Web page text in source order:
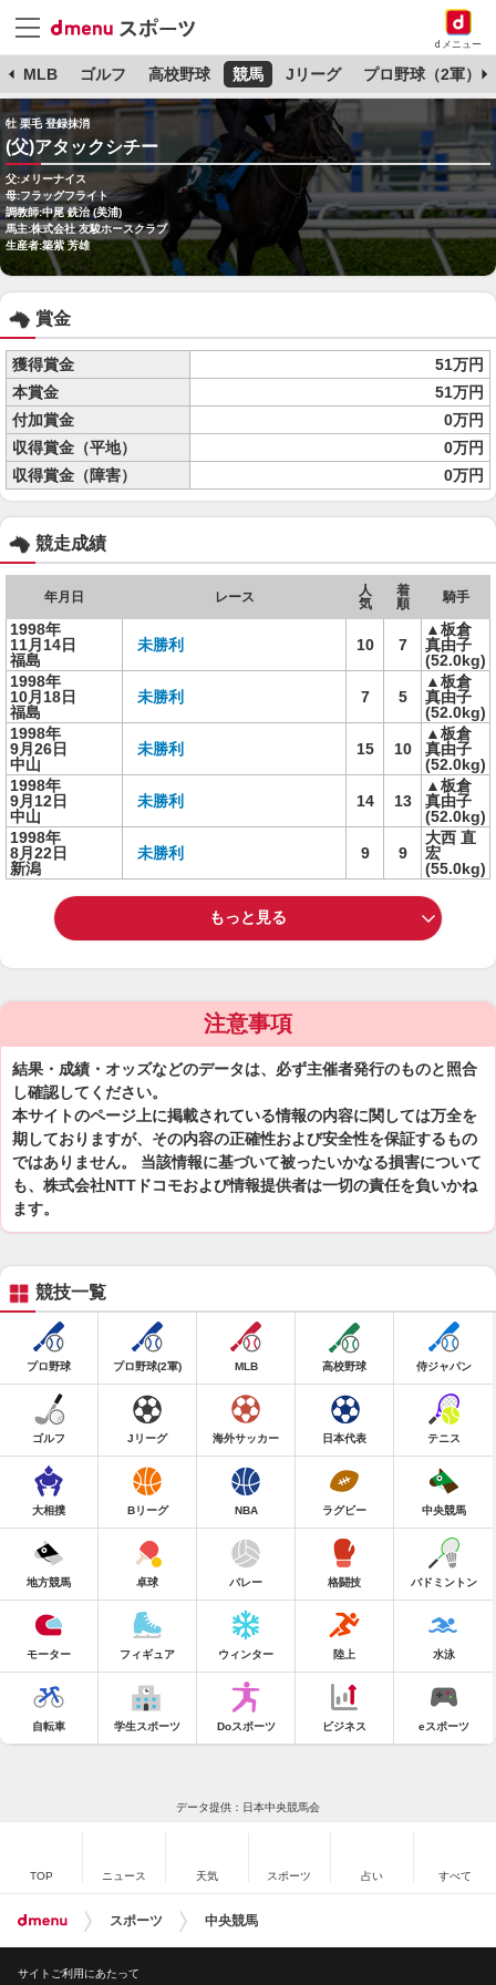
dメニュー
MLB ゴルフ 高校野球 競馬 Jリーグ プロ野球（2軍）
牡 栗毛 登録抹消
(父)アタックシチー
父:メリーナイス
母:フラッグフライト
調教師:中尾 銑治 (美浦)
馬主:株式会社 友駿ホースクラブ
生産者:築紫 芳雄
賞金
獲得賞金
51万円
本賞金
51万円
付加賞金
0万円
収得賞金（平地）
0万円
収得賞金（障害）
0万円
競走成績
年月日 レース
人
気
着
順
騎手
1998年
11月14日
福島
未勝利 10 7
▲板倉
真由子
(52.0kg)
1998年
10月18日
福島
未勝利 7 5
▲板倉
真由子
(52.0kg)
1998年
9月26日
中山
未勝利 15 10
▲板倉
真由子
(52.0kg)
1998年
9月12日
中山
未勝利 14 13
▲板倉
真由子
(52.0kg)
1998年
8月22日
新潟
未勝利 9 9
大西 直
宏
(55.0kg)
もっと見る
注意事項
結果・成績・オッズなどのデータは、必ず主催者発行のものと照合
し確認してください。
本サイトのページ上に掲載されている情報の内容に関しては万全を
期しておりますが、その内容の正確性および安全性を保証するもの
ではありません。 当該情報に基づいて被ったいかなる損害について
も、株式会社NTTドコモおよび情報提供者は一切の責任を負いかね
ます。
競技一覧
プロ野球 プロ野球(2軍) MLB 高校野球 侍ジャパン
ゴルフ Jリーグ 海外サッカー 日本代表 テニス
大相撲 Bリーグ NBA ラグビー 中央競馬
地方競馬 卓球 バレー 格闘技 バドミントン
モーター フィギュア ウィンター 陸上 水泳
自転車 学生スポーツ Doスポーツ ビジネス eスポーツ
データ提供：日本中央競馬会
TOP ニュース 天気 スポーツ 占い すべて
スポーツ 中央競馬
サイトご利用にあたって